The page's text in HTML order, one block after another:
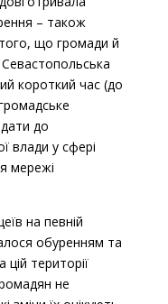
– також
що громади й
Севастопольська
короткий час (до
до
влади у сфері
мережі
на певній
обуренням та
території
не